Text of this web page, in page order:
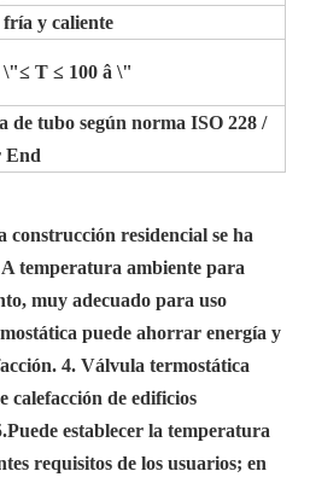
fría y caliente
\"≤ T ≤ 100 â \"
de tubo según norma ISO 228 /
End
construcción residencial se ha
temperatura ambiente para
muy adecuado para uso
puede ahorrar energía y
4. Válvula termostática
calefacción de edificios
establecer la temperatura
requisitos de los usuarios; en